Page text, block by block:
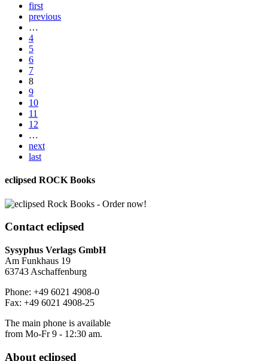
first
previous
…
4
5
6
7
8
9
10
11
12
…
next
last
eclipsed ROCK Books
Contacteclipsed
Sysyphus Verlags GmbH
Am Funkhaus 19
63743 Aschaffenburg
Phone: +49 6021 4908-0
Fax: +49 6021 4908-25
The main phone is available
from Mo-Fr 9 - 12:30 am.
About eclipsed